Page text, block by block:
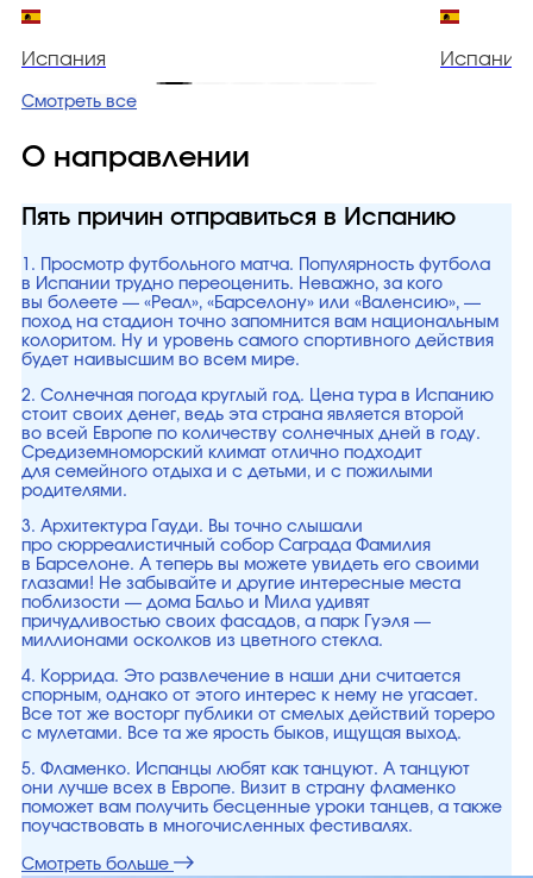
Испания Испания
Смотреть все
О направлении
Пять причин отправиться в Испанию
1. Просмотр футбольного матча. Популярность футбола
в Испании трудно переоценить. Неважно, за кого
вы болеете — «Реал», «Барселону» или «Валенсию», —
поход на стадион точно запомнится вам национальным
колоритом. Ну и уровень самого спортивного действия
будет наивысшим во всем мире.
2. Солнечная погода круглый год. Цена тура в Испанию
стоит своих денег, ведь эта страна является второй
во всей Европе по количеству солнечных дней в году.
Средиземноморский климат отлично подходит
для семейного отдыха и с детьми, и с пожилыми
родителями.
3. Архитектура Гауди. Вы точно слышали
про сюрреалистичный собор Саграда Фамилия
в Барселоне. А теперь вы можете увидеть его своими
глазами! Не забывайте и другие интересные места
поблизости — дома Бальо и Мила удивят
причудливостью своих фасадов, а парк Гуэля —
миллионами осколков из цветного стекла.
4. Коррида. Это развлечение в наши дни считается
спорным, однако от этого интерес к нему не угасает.
Все тот же восторг публики от смелых действий тореро
с мулетами. Все та же ярость быков, ищущая выход.
5. Фламенко. Испанцы любят как танцуют. А танцуют
они лучше всех в Европе. Визит в страну фламенко
поможет вам получить бесценные уроки танцев, а также
поучаствовать в многочисленных фестивалях.
Смотреть больше